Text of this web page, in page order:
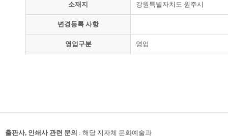
소재지 강원특별자치도 원주시
변경등록 사항
영업구분 영업
출판사, 인쇄사 관련 문의 : 해당 지자체 문화예술과